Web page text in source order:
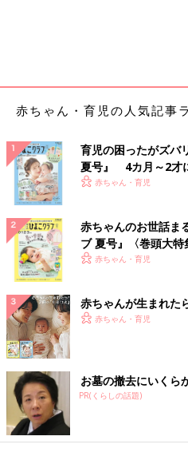
す。
例えば、乳児期は授乳 や夜泣きな
来の子ども部屋を母子の寝室にあ
ば、そこを寝室として使えます。
子どもが少し大きくなって1人遊
ながら様子を見られる範囲に、遊
りを選ぶか、前述の和室があれ
ースとして使うこともできます。
赤ちゃん・育児の人気記事
育児の困ったがズバ
夏号』 4カ月～2才
いっぱい！
赤ちゃん・育児
赤ちゃんのお世話ま
ブ 夏号』〈巻頭大
く！ おっぱい・ミル
赤ちゃん・育児
赤ちゃんが生まれた
赤ちゃん・育児
お墓の撤去にいくら
PR(くらしの話題)